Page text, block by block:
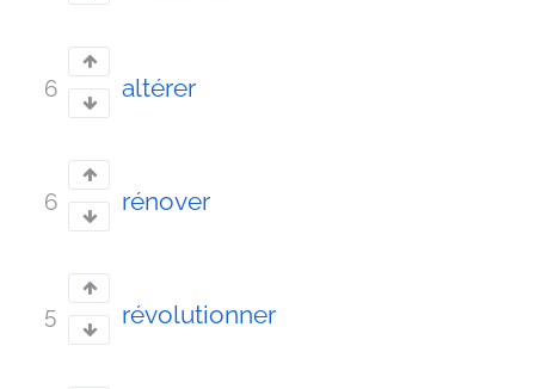
6 altérer
6 rénover
5 révolutionner